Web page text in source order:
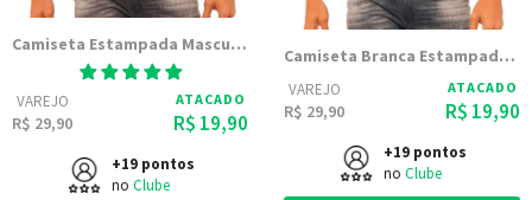
Camiseta Estampada Masculina Joss - Fodase
VAREJO
R$ 29,90
ATACADO
R$ 19,90
+19 pontos
no Clube
Camiseta Branca Estampada Masculina Joss - Cidades Do Brasil
VAREJO
R$ 29,90
ATACADO
R$ 19,90
+19 pontos
no Clube